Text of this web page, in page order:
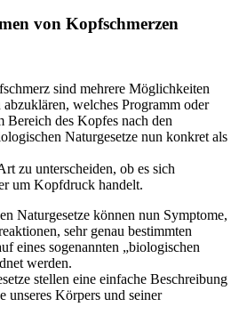
von Kopfschmerzen
sind mehrere Möglichkeiten
welches Programm oder
Bereich des Kopfes nach den
Naturgesetze nun konkret als
zu unterscheiden, ob es sich
um Kopfdruck handelt.
Naturgesetze können nun Symptome,
sehr genau bestimmten
eines sogenannten „biologischen
werden.
stellen eine einfache Beschreibung
unseres Körpers und seiner